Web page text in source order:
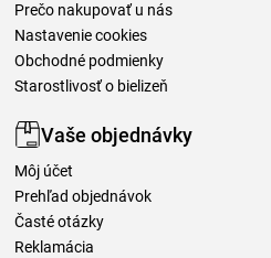
Prečo nakupovať u nás
Nastavenie cookies
Obchodné podmienky
Starostlivosť o bielizeň
Vaše objednávky
Môj účet
Prehľad objednávok
Časté otázky
Reklamácia